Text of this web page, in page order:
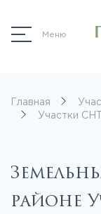
Меню
Главная
Участки СНТ
районе